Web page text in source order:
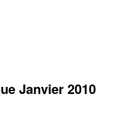
Janvier 2010